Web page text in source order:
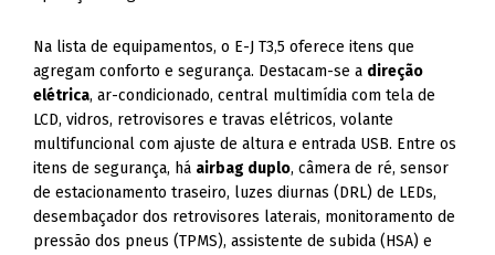
Na lista de equipamentos, o E-J T3,5 oferece itens que
agregam conforto e segurança. Destacam-se a direção
elétrica, ar-condicionado, central multimídia com tela de
LCD, vidros, retrovisores e travas elétricos, volante
multifuncional com ajuste de altura e entrada USB. Entre os
itens de segurança, há airbag duplo, câmera de ré, sensor
de estacionamento traseiro, luzes diurnas (DRL) de LEDs,
desembaçador dos retrovisores laterais, monitoramento de
pressão dos pneus (TPMS), assistente de subida (HSA) e